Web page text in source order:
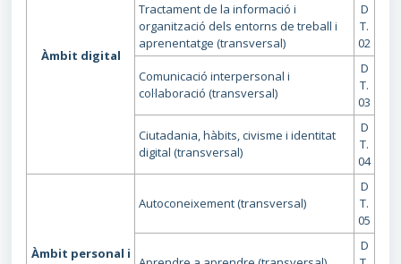
Àmbit digital
Tractament de la informació i
organització dels entorns de treball i
aprenentatge (transversal)
D
T.
02
Comunicació interpersonal i
col·laboració (transversal)
D
T.
03
Ciutadania, hàbits, civisme i identitat
digital (transversal)
D
T.
04
Àmbit personal i
Autoconeixement (transversal)
D
T.
05
D